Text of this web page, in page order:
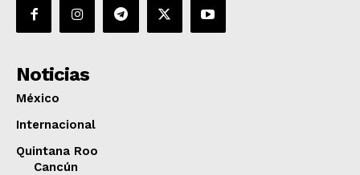
Noticias
México
Internacional
Quintana Roo
Cancún